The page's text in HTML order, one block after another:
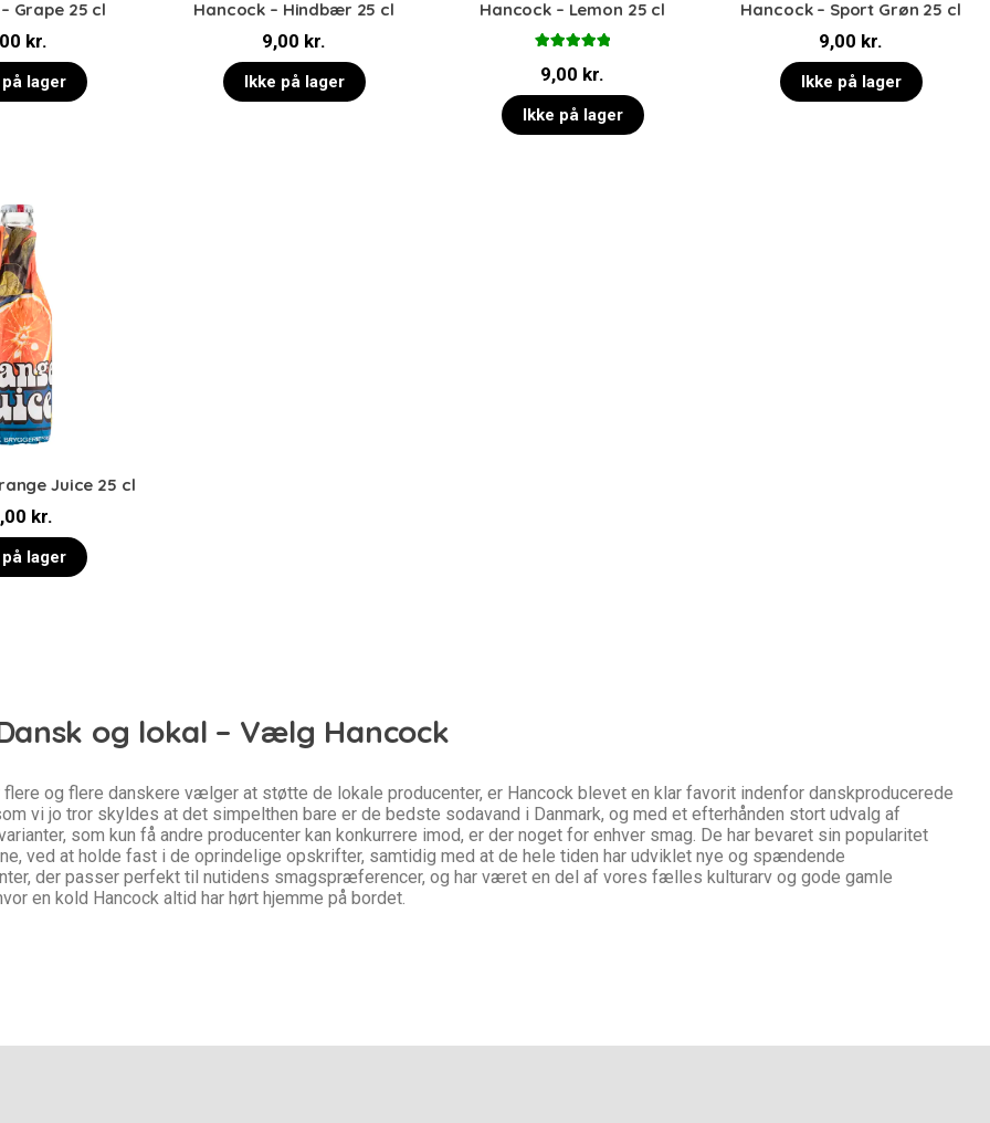
Grape 25 cl
kr.
lager
Hancock – Hindbær 25 cl
9,00 kr.
Ikke på lager
Hancock – Lemon 25 cl
5.00ud af 5
9,00 kr.
Ikke på lager
Hancock – Sport Grøn 25 cl
9,00 kr.
Ikke på lager
Juice 25 cl
kr.
lager
og lokal – Vælg Hancock
flere og flere danskere vælger at støtte de lokale producenter, er Hancock blevet en klar favorit indenfor danskproducerede
vi jo tror skyldes at det simpelthen bare er de bedste sodavand i Danmark, og med et efterhånden stort udvalg af
som kun få andre producenter kan konkurrere imod, er der noget for enhver smag. De har bevaret sin popularitet
ved at holde fast i de oprindelige opskrifter, samtidig med at de hele tiden har udviklet nye og spændende
der passer perfekt til nutidens smagspræferencer, og har været en del af vores fælles kulturarv og gode gamle
en kold Hancock altid har hørt hjemme på bordet.